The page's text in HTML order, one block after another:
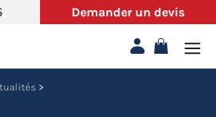
Demander un devis
>